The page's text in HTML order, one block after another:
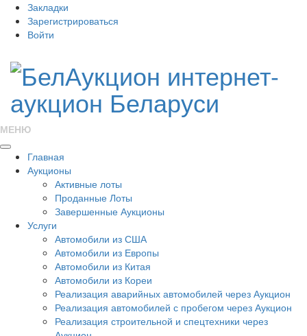
Закладки
Зарегистрироваться
Войти
МЕНЮ
Главная
Аукционы
Активные лоты
Проданные Лоты
Завершенные Аукционы
Услуги
Автомобили из США
Автомобили из Европы
Автомобили из Китая
Автомобили из Кореи
Реализация аварийных автомобилей через Аукцион
Реализация автомобилей с пробегом через Аукцион
Реализация строительной и спецтехники через